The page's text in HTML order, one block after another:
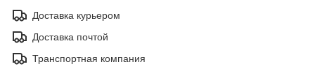
Доставка курьером
Доставка почтой
Транспортная компания